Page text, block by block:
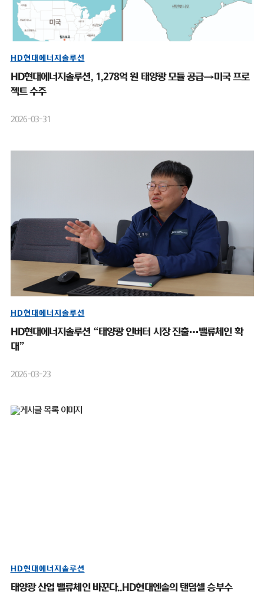
HD현대에너지솔루션
HD현대에너지솔루션, 1,278억 원 태양광 모듈 공급→미국 프로
젝트 수주
2026-03-31
HD현대에너지솔루션
HD현대에너지솔루션 “태양광 인버터 시장 진출…밸류체인 확
대”
2026-03-23
HD현대에너지솔루션
태양광 산업 밸류체인 바꾼다..HD현대엔솔의 탠덤셀 승부수